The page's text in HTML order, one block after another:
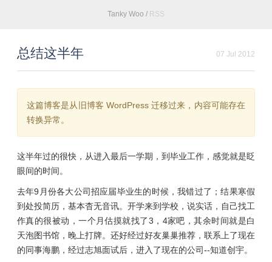
Tanky Woo / RSS
总结这半年 07 Jul 2012
这篇博客是从旧博客 WordPress 迁移过来，内容可能存在
转换异常。
这半年过的很快，从进入最后一学期，到毕业工作，感觉就是眨
眼间的时间。
去年9月份各大公司招应届毕业生的时候，我错过了；结果寒假
到处投简历，基本杳无音讯。开学来到学校，说实话，自己找工
作真的很被动，一个月估摸就找了3，4家吧，其余时间就是白
天泡图书馆，晚上打牌。还好经过好友巢巢推荐，联系上了现在
的同事海鹏，经过志旭面试后，进入了现在的公司--知道创宇。